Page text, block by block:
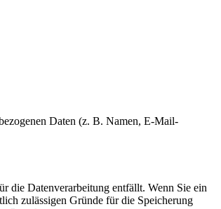
Daten (z. B. Namen, E-Mail-
die Datenverarbeitung entfällt. Wenn Sie ein
zulässigen Gründe für die Speicherung